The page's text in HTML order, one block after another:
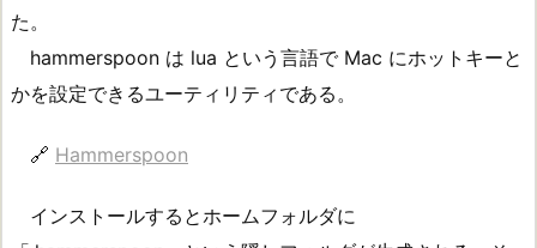
た。
hammerspoon は lua という言語で Mac にホットキーと
かを設定できるユーティリティである。
🔗 Hammerspoon
インストールするとホームフォルダに